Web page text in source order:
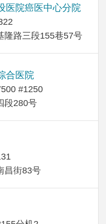
医院癌医中心分院
隆路三段155巷57号
合医院
#1250
段280号
昌街83号